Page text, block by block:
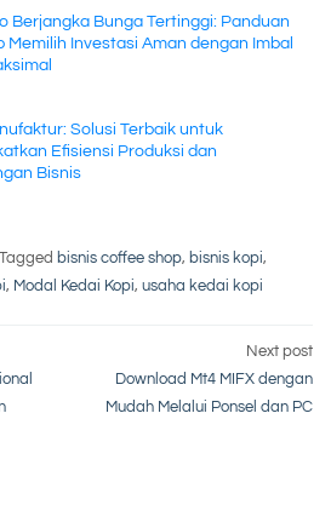
Berjangka Bunga Tertinggi: Panduan
Memilih Investasi Aman dengan Imbal
Solusi Terbaik untuk
Efisiensi Produksi dan
Bisnis
Tagged bisnis coffee shop, bisnis kopi,
, Modal Kedai Kopi, usaha kedai kopi
Next post
Download Mt4 MIFX dengan
Mudah Melalui Ponsel dan PC